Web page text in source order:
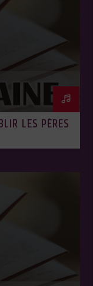
LES PÈRES